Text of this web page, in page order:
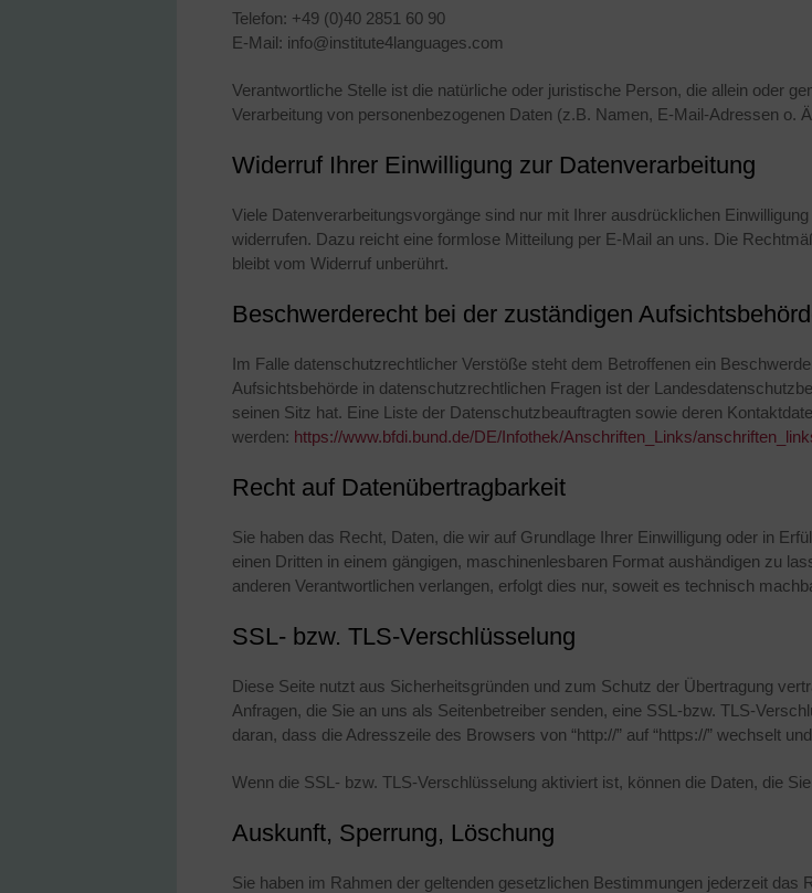
Telefon: +49 (0)40 2851 60 90
E-Mail: info@institute4languages.com
Verantwortliche Stelle ist die natürliche oder juristische Person, die allein oder
Verarbeitung von personenbezogenen Daten (z.B. Namen, E-Mail-Adressen o.
Widerruf Ihrer Einwilligung zur Datenverarbeitung
Viele Datenverarbeitungsvorgänge sind nur mit Ihrer ausdrücklichen
widerrufen. Dazu reicht eine formlose Mitteilung per E-Mail an uns. Die
bleibt vom Widerruf unberührt.
Beschwerderecht bei der zuständigen
Im Falle datenschutzrechtlicher Verstöße steht dem Betroffenen ein
Aufsichtsbehörde in datenschutzrechtlichen Fragen ist der
seinen Sitz hat. Eine Liste der Datenschutzbeauftragten sowie deren
werden: https://www.bfdi.bund.de/DE/Infothek/Anschriften_Links/
Recht auf Datenübertragbarkeit
Sie haben das Recht, Daten, die wir auf Grundlage Ihrer Einwilligung oder in
einen Dritten in einem gängigen, maschinenlesbaren Format aushändigen zu
anderen Verantwortlichen verlangen, erfolgt dies nur, soweit es technisch
SSL- bzw. TLS-Verschlüsselung
Diese Seite nutzt aus Sicherheitsgründen und zum Schutz der Übertragung
Anfragen, die Sie an uns als Seitenbetreiber senden, eine SSL-bzw. TLS-
daran, dass die Adresszeile des Browsers von “http://” auf “https://” wechselt
Wenn die SSL- bzw. TLS-Verschlüsselung aktiviert ist, können die Daten, die
Auskunft, Sperrung, Löschung
Sie haben im Rahmen der geltenden gesetzlichen Bestimmungen jederzeit das